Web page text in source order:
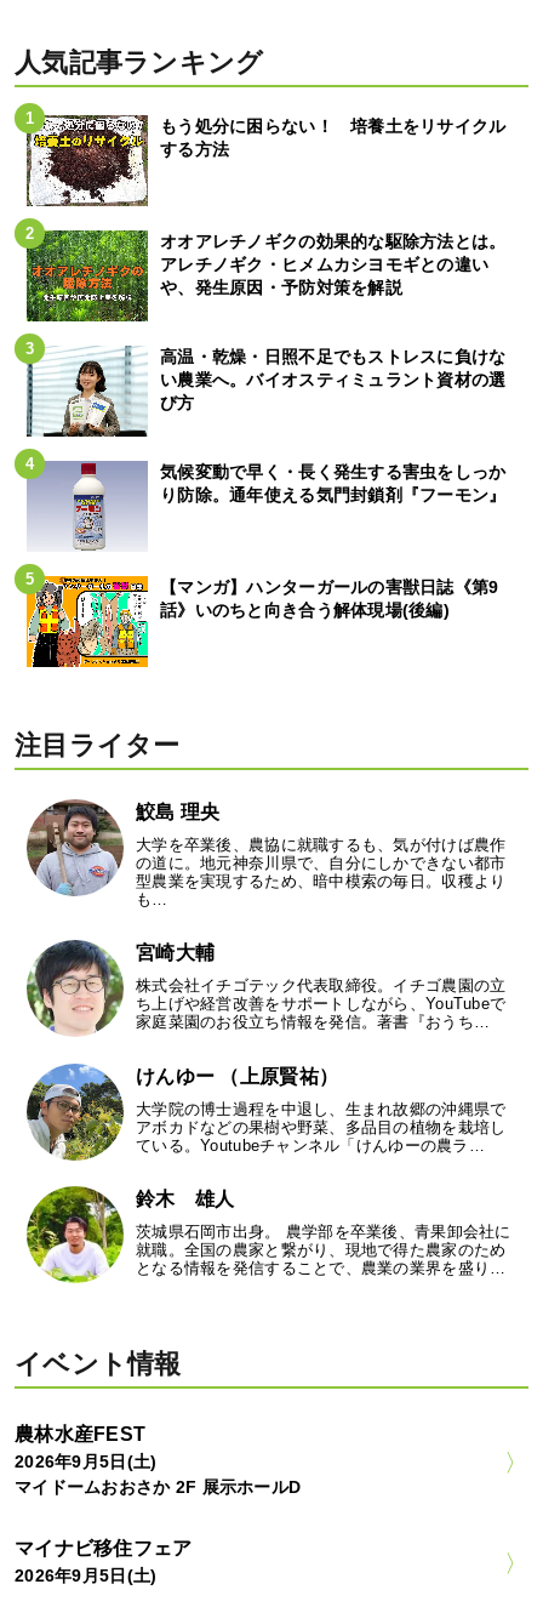
人気記事ランキング
もう処分に困らない！ 培養土をリサイクル
する方法
オオアレチノギクの効果的な駆除方法とは。
アレチノギク・ヒメムカシヨモギとの違い
や、発生原因・予防対策を解説
高温・乾燥・日照不足でもストレスに負けな
い農業へ。バイオスティミュラント資材の選
び方
気候変動で早く・長く発生する害虫をしっか
り防除。通年使える気門封鎖剤『フーモン』
【マンガ】ハンターガールの害獣日誌《第9
話》いのちと向き合う解体現場(後編)
注目ライター
鮫島 理央
大学を卒業後、農協に就職するも、気が付けば農作
の道に。地元神奈川県で、自分にしかできない都市
型農業を実現するため、暗中模索の毎日。収穫より
も…
宮崎大輔
株式会社イチゴテック代表取締役。イチゴ農園の立
ち上げや経営改善をサポートしながら、YouTubeで
家庭菜園のお役立ち情報を発信。著書『おうち…
けんゆー （上原賢祐）
大学院の博士過程を中退し、生まれ故郷の沖縄県で
アボカドなどの果樹や野菜、多品目の植物を栽培し
ている。Youtubeチャンネル「けんゆーの農ラ…
鈴木 雄人
茨城県石岡市出身。 農学部を卒業後、青果卸会社に
就職。全国の農家と繋がり、現地で得た農家のため
となる情報を発信することで、農業の業界を盛り…
イベント情報
農林水産FEST
2026年9月5日(土)
マイドームおおさか 2F 展示ホールD
マイナビ移住フェア
2026年9月5日(土)